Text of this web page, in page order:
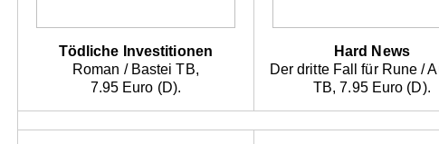
Tödliche Investitionen
Roman / Bastei TB,
7.95 Euro (D).
Hard News
Der dritte Fall für Rune /
TB, 7.95 Euro (D).